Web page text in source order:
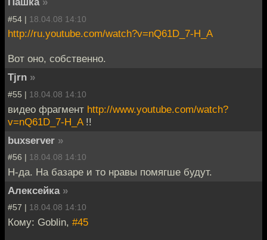
#54 | 18.04.08 14:10
http://ru.youtube.com/watch?v=nQ61D_7-H_A
Вот оно, собственно.
Tjrn »
#55 | 18.04.08 14:10
видео фрагмент http://www.youtube.com/watch?
v=nQ61D_7-H_A!!
buxserver »
#56 | 18.04.08 14:10
Н-да. На базаре и то нравы помягше будут.
Алексейка »
#57 | 18.04.08 14:10
Кому: Goblin, #45